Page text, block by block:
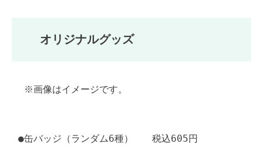
オリジナルグッズ
※画像はイメージです。
●缶バッジ（ランダム6種）　　税込605円